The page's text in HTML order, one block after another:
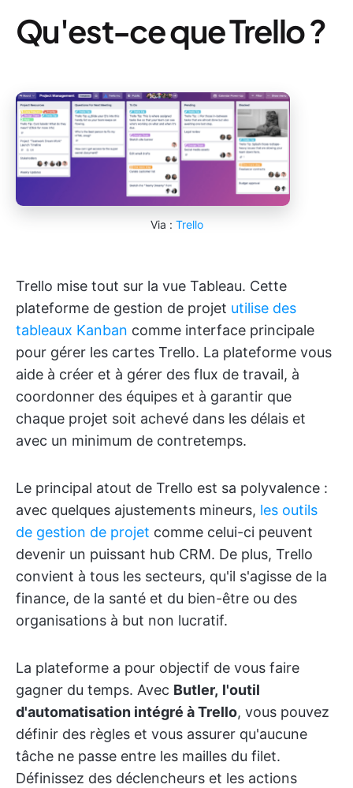
Qu'est-ce que Trello ?
Via : Trello
Trello mise tout sur la vue Tableau. Cette
plateforme de gestion de projet utilise des
tableaux Kanban comme interface principale
pour gérer les cartes Trello. La plateforme vous
aide à créer et à gérer des flux de travail, à
coordonner des équipes et à garantir que
chaque projet soit achevé dans les délais et
avec un minimum de contretemps.
Le principal atout de Trello est sa polyvalence :
avec quelques ajustements mineurs, les outils
de gestion de projet comme celui-ci peuvent
devenir un puissant hub CRM. De plus, Trello
convient à tous les secteurs, qu'il s'agisse de la
finance, de la santé et du bien-être ou des
organisations à but non lucratif.
La plateforme a pour objectif de vous faire
gagner du temps. Avec Butler, l'outil
d'automatisation intégré à Trello, vous pouvez
définir des règles et vous assurer qu'aucune
tâche ne passe entre les mailles du filet.
Définissez des déclencheurs et les actions